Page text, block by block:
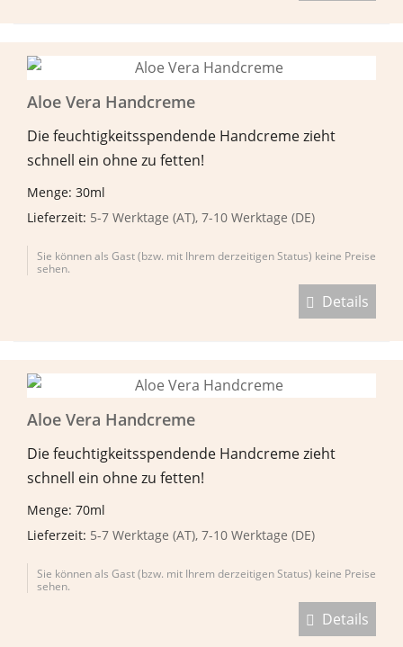
Aloe Vera Handcreme
Die feuchtigkeitsspendende Handcreme zieht
schnell ein ohne zu fetten!
Menge: 30ml
Lieferzeit: 5-7 Werktage (AT), 7-10 Werktage (DE)
Sie können als Gast (bzw. mit Ihrem derzeitigen Status) keine Preise
sehen.
Details
Aloe Vera Handcreme
Die feuchtigkeitsspendende Handcreme zieht
schnell ein ohne zu fetten!
Menge: 70ml
Lieferzeit: 5-7 Werktage (AT), 7-10 Werktage (DE)
Sie können als Gast (bzw. mit Ihrem derzeitigen Status) keine Preise
sehen.
Details